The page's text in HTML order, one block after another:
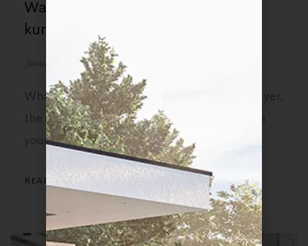
Wat zijn 3d visualisaties en hoe
kunnen deze meerwaarde bieden
januari 25, 2023 by Render Company
What’s a cake without icing? That outer layer,
the icing, is how you actually show up with
your …
READ MORE